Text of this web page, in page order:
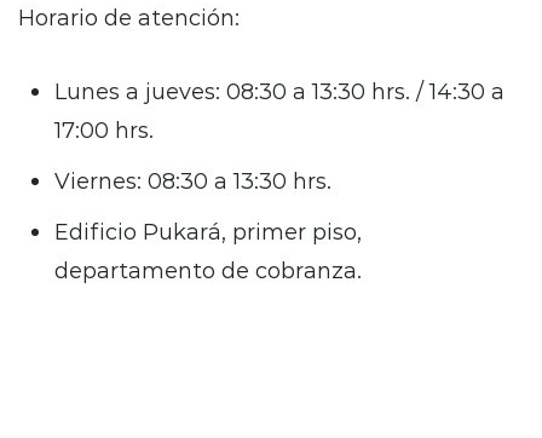
Horario de atención:
Lunes a jueves: 08:30 a 13:30 hrs. / 14:30 a
17:00 hrs.
Viernes: 08:30 a 13:30 hrs.
Edificio Pukará, primer piso,
departamento de cobranza.